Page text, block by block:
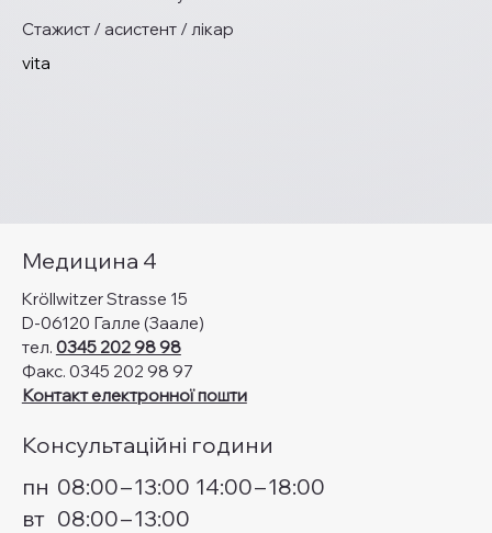
Стажист / асистент / лікар
vita
Медицина 4
Kröllwitzer Strasse 15
D-06120 Галле (Заале)
тел. 0345 202 98 98
Факс. 0345 202 98 97
Контакт електронної пошти
Консультаційні години
пн 08:00–13:00 14:00–18:00
вт 08:00–13:00